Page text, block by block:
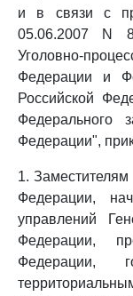
и в связи с
05.06.2007 N
Уголовно-
Федерации и
Российской
Федерального
Федерации",
1. Заместителям
Федерации,
управлений
Федерации,
Федерации,